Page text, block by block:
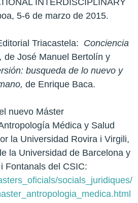
5-6 de marzo de 2015.
Triacastela: Conciencia
de José Manuel Bertolín y
busqueda de lo nuevo y
de Enrique Baca.
nuevo Máster
Médica y Salud
la Universidad Rovira i Virgili,
la Universidad de Barcelona y
Fontanals del CSIC:
socials_juridiques/